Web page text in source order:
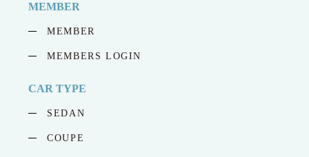
MEMBER
MEMBER
MEMBERS LOGIN
CAR TYPE
SEDAN
COUPE